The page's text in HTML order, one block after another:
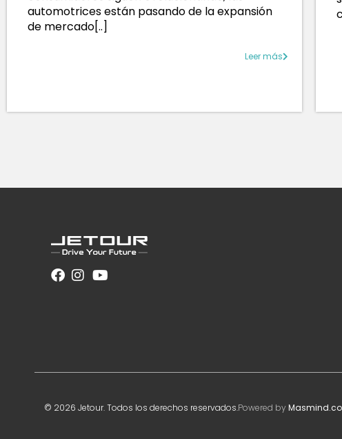
automotrices están pasando de la expansión
de mercado[..]
Leer más
© 2026 Jetour. Todos los derechos reservados.Powered by